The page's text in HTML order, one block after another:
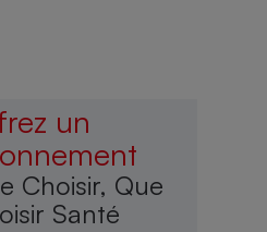
un
Choisir, Que
Santé